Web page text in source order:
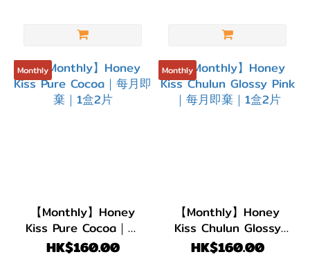
Monthly
【Monthly】Honey
Kiss Pure Cocoa｜每
月即棄｜1盒2片
HK$160.00
Monthly
【Monthly】Honey
Kiss Chulun Glossy
Pink｜每月即棄｜1盒2
HK$160.00